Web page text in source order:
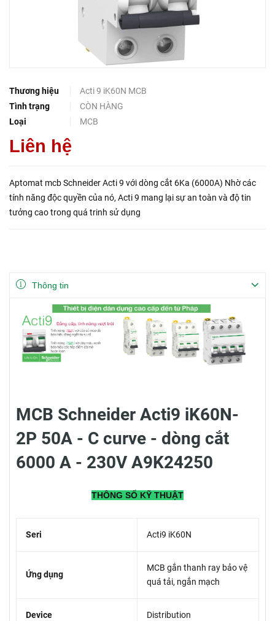
Thương hiệu
Acti 9 iK60N MCB
Tình trạng
CÒN HÀNG
Loại
MCB
Liên hệ
Aptomat mcb Schneider Acti 9 với dòng cắt 6Ka (6000A) Nhờ các
tính năng độc quyền của nó, Acti 9 mang lại sự an toàn và độ tin
tưởng cao trong quá trinh sử dụng
Thông tin
MCB Schneider Acti9 iK60N-
2P 50A - C curve - dòng cắt
6000 A - 230V A9K24250
THÔNG SỐ KỸ THUẬT
Seri Acti9 iK60N
Ứng dụng
MCB gắn thanh ray bảo vệ
quá tải, ngắn mạch
Device Distribution